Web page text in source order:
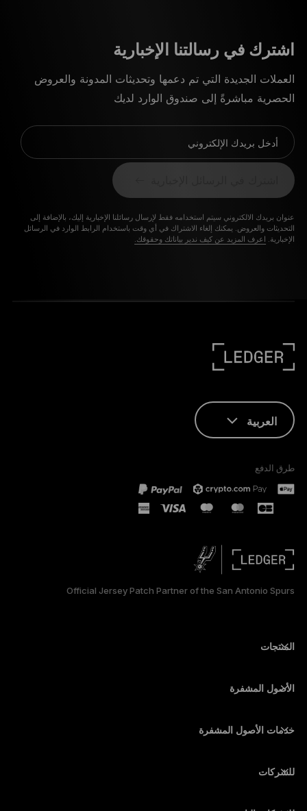
اشترك في رسالتنا الإخبارية
العملات الجديدة التي تم دعمها وتحديثات المدونة والعروض
الحصرية مباشرةً إلى صندوق الوارد لديك
أدخل بريدك الإلكتروني
عنوان بريدك الالكتروني سيتم استخدامه فقط لإرسال رسائلنا الإخبارية إليك، بالإضافة إلى
التحديثات والعروض. يمكنك إلغاء الاشتراك في أي وقت باستخدام الرابط الوارد في الرسائل
الإخبارية. اعرف المزيد عن كيف ندير بياناتك وحقوقك.
العربية
FRANÇAIS
TÜRKÇE
DEUTSCH
PORTUGUÊS
РУССКИЙ
한국어
طرق الدفع
Official Jersey Patch Partner of the San Antonio Spurs
المنتجات
محفظة أجهزة
Ledger Stax
Ledger Nano Classics
الأصول المشفرة
محفظة إيثريوم
محفظة Cardano
خدمات الأصول المشفرة
شراء الأصول المشفرة
للشركات